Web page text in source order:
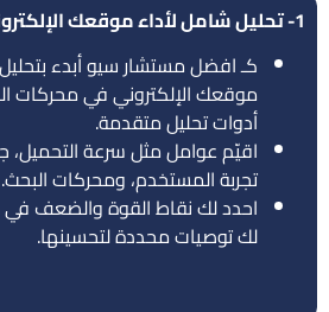
1- تحليل شامل لأداء موقعك الإلكتروني:
كـ افضل مستشار سيو أبدء
موقعك الإلكتروني في محركات
أدوات تحليل متقدمة.
اقيّم عوامل مثل سرعة التحميل،
تجربة المستخدم، ومحركات البحث.
احدد لك نقاط القوة والضعف
لك توصيات محددة لتحسينها.